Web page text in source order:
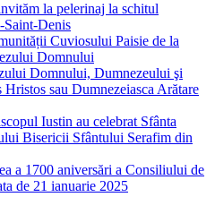
la pelerinaj la schitul
Denis
Cuviosului Paisie de la
Domnului
Domnului, Dumnezeului şi
sau Dumnezeiasca Arătare
Iustin au celebrat Sfânta
Bisericii Sfântului Serafim din
a 1700 aniversări a Consiliului de
de 21 ianuarie 2025